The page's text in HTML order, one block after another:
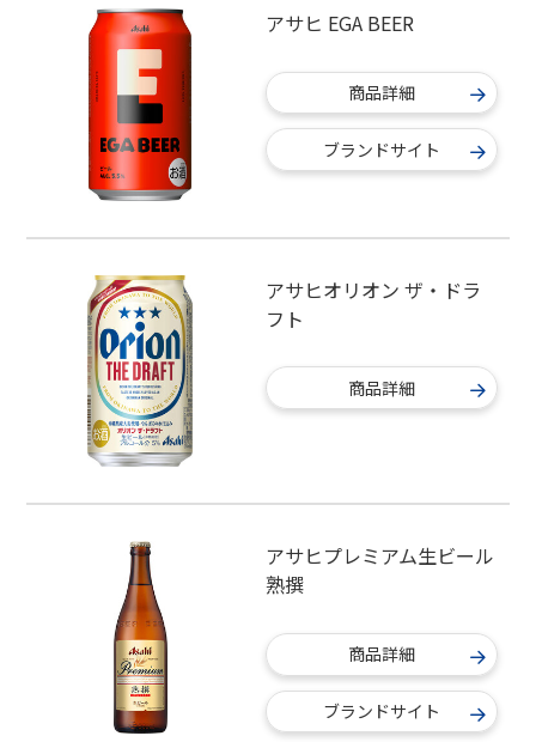
アサヒ EGA BEER
商品詳細
ブランドサイト
アサヒオリオン ザ・ドラ
フト
商品詳細
アサヒプレミアム生ビール
熟撰
商品詳細
ブランドサイト